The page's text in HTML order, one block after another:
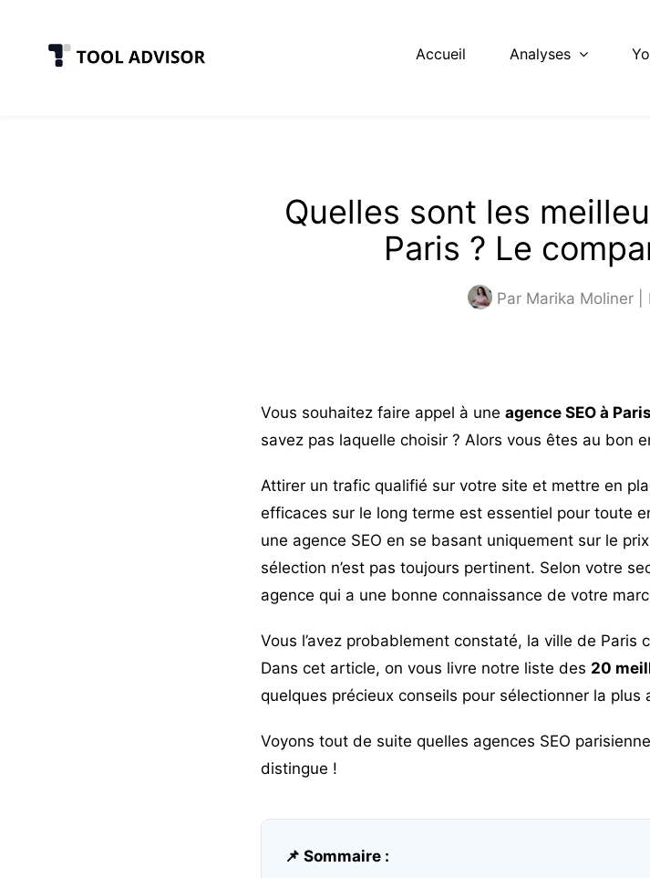
Accueil Analyses
Quelles sont les
Paris ? Le
Par Marika Moliner
Vous souhaitez faire appel à une agence SEO à Paris
savez pas laquelle choisir ? Alors vous êtes au bon
Attirer un trafic qualifié sur votre site et mettre en
efficaces sur le long terme est essentiel pour toute
une agence SEO en se basant uniquement sur le
sélection n’est pas toujours pertinent. Selon votre
agence qui a une bonne connaissance de votre
Vous l’avez probablement constaté, la ville de Paris
Dans cet article, on vous livre notre liste des 20
quelques précieux conseils pour sélectionner la
Voyons tout de suite quelles agences SEO
distingue !
📌 Sommaire :